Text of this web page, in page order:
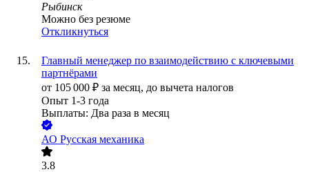
Рыбинск
Можно без резюме
Откликнуться
Главный менеджер по взаимодействию с ключевыми
партнёрами
от 105 000 ₽ за месяц, до вычета налогов
Опыт 1-3 года
Выплаты: Два раза в месяц
АО Русская механика
3.8